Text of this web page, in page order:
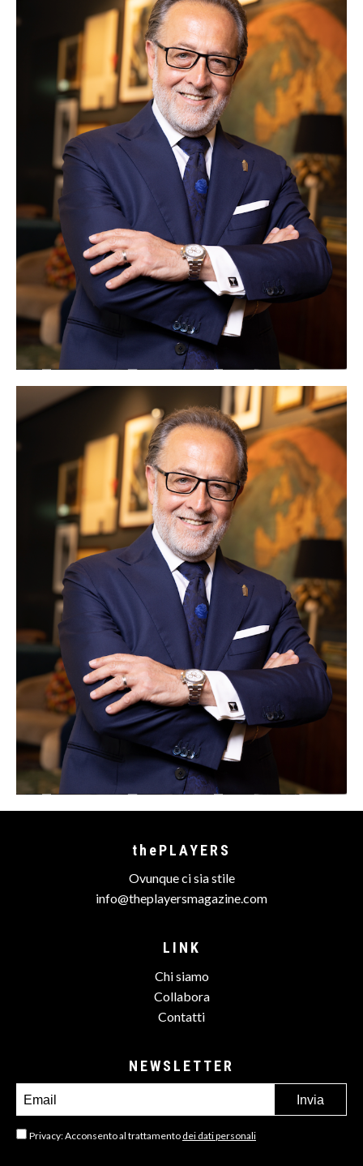
thePLAYERS
Ovunque ci sia stile
info@theplayersmagazine.com
LINK
Chi siamo
Collabora
Contatti
NEWSLETTER
Privacy: Acconsento al trattamento dei dati personali